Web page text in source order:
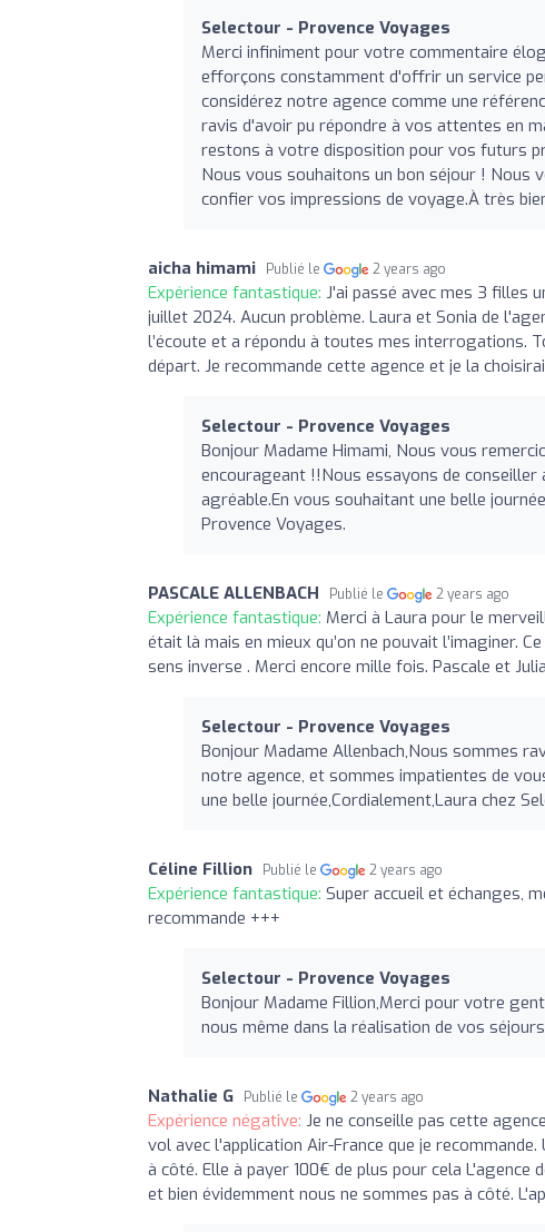
Selectour - Provence Voyages
Merci infiniment pour votre commentaire
efforçons constamment d'offrir un service
considérez notre agence comme une
ravis d'avoir pu répondre à vos attentes en
restons à votre disposition pour vos futurs
Nous vous souhaitons un bon séjour ! Nous
confier vos impressions de voyage.À très
aicha himami Publié le 2 years ago
Expérience fantastique: J'ai passé avec mes 3 filles
juillet 2024. Aucun problème. Laura et Sonia de
l’écoute et a répondu à toutes mes interrogations.
départ. Je recommande cette agence et je la
Selectour - Provence Voyages
Bonjour Madame Himami, Nous vous
encourageant !!Nous essayons de
agréable.En vous souhaitant une belle
Provence Voyages.
PASCALE ALLENBACH Publié le 2 years ago
Expérience fantastique: Merci à Laura pour le
était là mais en mieux qu’on ne pouvait l’imaginer.
sens inverse . Merci encore mille fois. Pascale et
Selectour - Provence Voyages
Bonjour Madame Allenbach,Nous sommes
notre agence, et sommes impatientes de
une belle journée,Cordialement,Laura chez
Céline Fillion Publié le 2 years ago
Expérience fantastique: Super accueil et échanges,
recommande +++
Selectour - Provence Voyages
Bonjour Madame Fillion,Merci pour votre
nous même dans la réalisation de vos
Nathalie G Publié le 2 years ago
Expérience négative: Je ne conseille pas cette
vol avec l'application Air-France que je
à côté. Elle à payer 100€ de plus pour cela
et bien évidemment nous ne sommes pas à côté.